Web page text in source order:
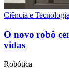
Ciência e Tecnologia
O novo robô
vidas
Robótica